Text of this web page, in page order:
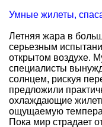
Умные жилеты,
Летняя жара в
серьезным
открытом воздухе.
специалисты
солнцем, рискуя
предложили
охлаждающие
ощущаемую
Пока мир страдает